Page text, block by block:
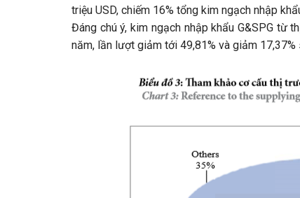
triệu USD, chiếm 16% tổng kim ngạch nhập
Đáng chú ý, kim ngạch nhập khẩu G&SPG từ
năm, lần lượt giảm tới 49,81% và giảm